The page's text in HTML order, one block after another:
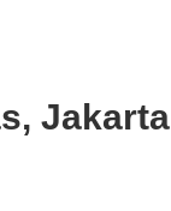
Jakarta